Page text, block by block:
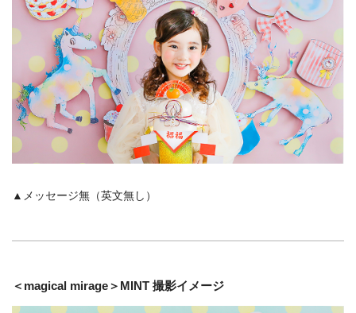
▲メッセージ無（英文無し）
＜magical mirage＞MINT 撮影イメージ